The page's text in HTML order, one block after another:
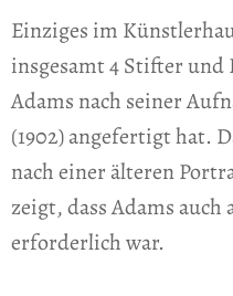
Einziges im
insgesamt 4 Stifter
Adams nach seiner
(1902) angefertigt hat.
nach einer älteren
zeigt, dass Adams
erforderlich war.